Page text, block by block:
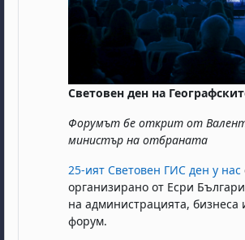
Световен ден на
Форумът бе открит от
министър на отбраната
25-ият Световен ГИС ден у нас
организирано от Есри
на администрацията,
форум.